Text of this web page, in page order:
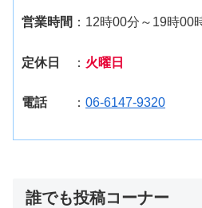
営業時間 ：12時00分～19時00
定休日 ： 火曜日
電話 ： 06-6147-9320
誰でも投稿コーナー